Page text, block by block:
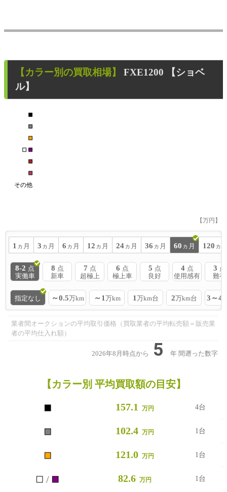
【カラー別の買取相場】
FXE1200 【ショベ
ル】
■
■
■
■ ■
■
■
その他
【万円】
1 ヵ月 3 ヵ月 6 ヵ月 12 ヵ月 24 ヵ月 36 ヵ月 60 ヵ月 120 ヵ
8-2 点
実働車
8 点
新車
7 点
超極上
6 点
極上車
5 点
良好
4 点
使用感有
3 点
難有
指定なし ～0.5万km ～1 万km 1 万km台 2万km台 3～4
業者間オークションの平均取引価格（買取業者の平均転売額＝販売業
者の平均仕入れ額）
2026年8月時点から 5 年 間遡った数字
【カラー別 平均買取額の目安】
■ 157.1 万円 4台
■ 102.4 万円 1台
■ 121.0 万円 1台
■ / ■ 82.6 万円 1台